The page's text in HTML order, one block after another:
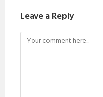
Leave a Reply